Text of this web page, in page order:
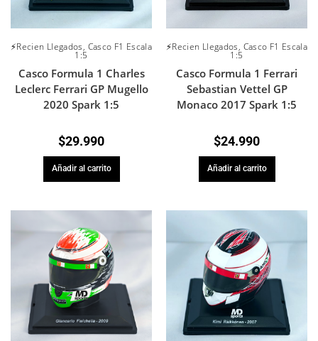
⚡Recien Llegados, Casco F1 Escala
1:5
Casco Formula 1 Charles
Leclerc Ferrari GP Mugello
2020 Spark 1:5
$29.990
Añadir al carrito
⚡Recien Llegados, Casco F1 Escala
1:5
Casco Formula 1 Ferrari
Sebastian Vettel GP
Monaco 2017 Spark 1:5
$24.990
Añadir al carrito